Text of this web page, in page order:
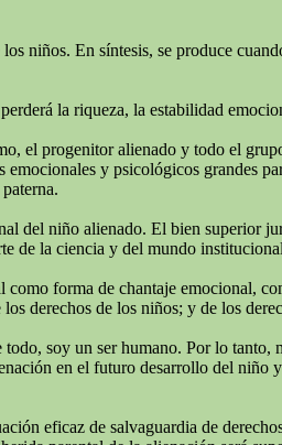
niños. En síntesis, se produce
la riqueza, la estabilidad
el progenitor alienado y todo el
y psicológicos
del niño alienado. El bien superior
de la ciencia y del mundo
como forma de chantaje
derechos de los niños; y de los
soy un ser humano. Por lo tanto,
en el futuro desarrollo del
eficaz de salvaguardia de